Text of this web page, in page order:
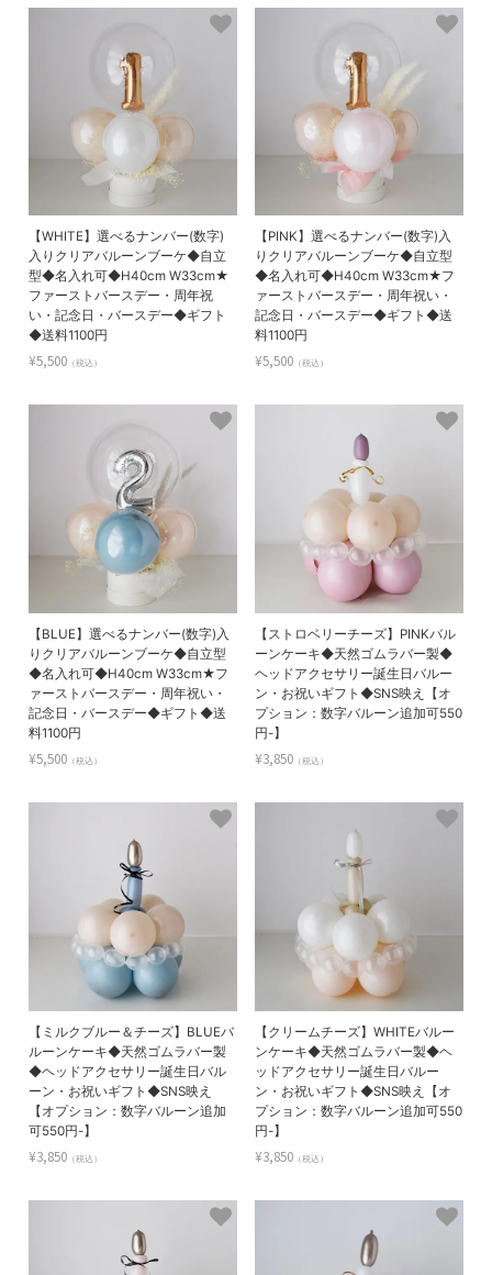
【WHITE】選べるナンバー(数字)
入りクリアバルーンブーケ◆自立
型◆名入れ可◆H40cm W33cm★
ファーストバースデー・周年祝
い・記念日・バースデー◆ギフト
◆送料1100円
¥5,500 （税込）
【PINK】選べるナンバー(数字)入
りクリアバルーンブーケ◆自立型
◆名入れ可◆H40cm W33cm★フ
ァーストバースデー・周年祝い・
記念日・バースデー◆ギフト◆送
料1100円
¥5,500 （税込）
【BLUE】選べるナンバー(数字)入
りクリアバルーンブーケ◆自立型
◆名入れ可◆H40cm W33cm★フ
ァーストバースデー・周年祝い・
記念日・バースデー◆ギフト◆送
料1100円
¥5,500 （税込）
【ストロベリーチーズ】PINKバル
ーンケーキ◆天然ゴムラバー製◆
ヘッドアクセサリー誕生日バルー
ン・お祝いギフト◆SNS映え【オ
プション：数字バルーン追加可550
円-】
¥3,850 （税込）
【ミルクブルー＆チーズ】BLUEバ
ルーンケーキ◆天然ゴムラバー製
◆ヘッドアクセサリー誕生日バル
ーン・お祝いギフト◆SNS映え
【オプション：数字バルーン追加
可550円-】
¥3,850 （税込）
【クリームチーズ】WHITEバルー
ンケーキ◆天然ゴムラバー製◆ヘ
ッドアクセサリー誕生日バルー
ン・お祝いギフト◆SNS映え【オ
プション：数字バルーン追加可550
円-】
¥3,850 （税込）